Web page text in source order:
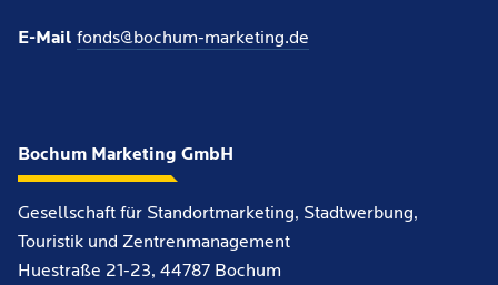
E-Mail fonds@bochum-marketing.de
Bochum Marketing GmbH
Gesellschaft für Standortmarketing, Stadtwerbung,
Touristik und Zentrenmanagement
Huestraße 21-23, 44787 Bochum